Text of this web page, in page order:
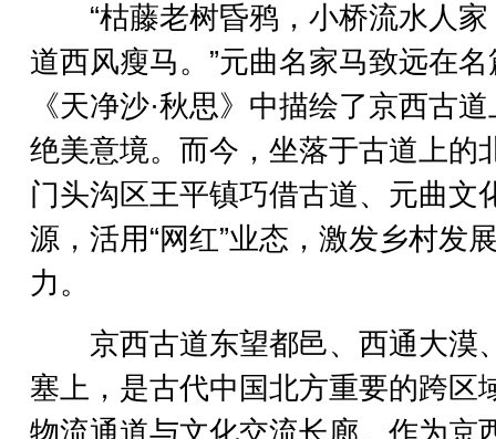
“枯藤老树昏鸦，小桥流水人家
道西风瘦马。”元曲名家马致远在名
《天净沙·秋思》中描绘了京西古
绝美意境。而今，坐落于古道上的
门头沟区王平镇巧借古道、元曲文
源，活用“网红”业态，激发乡村发
力。
京西古道东望都邑、西通大漠
塞上，是古代中国北方重要的跨区
物流通道与文化交流长廊。作为京